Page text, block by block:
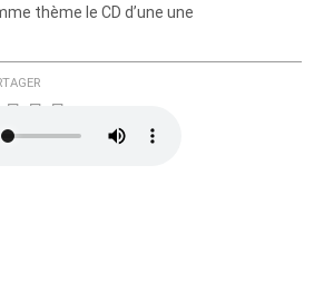
commentaire ici
thème le CD d’une une